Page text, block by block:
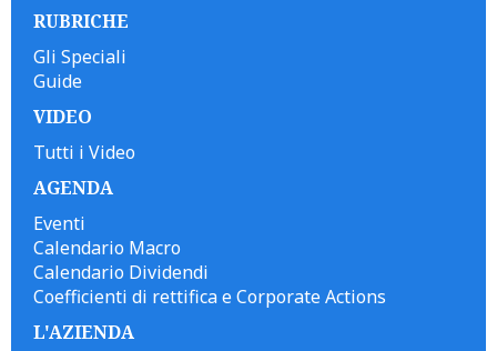
RUBRICHE
Gli Speciali
Guide
VIDEO
Tutti i Video
AGENDA
Eventi
Calendario Macro
Calendario Dividendi
Coefficienti di rettifica e Corporate Actions
L'AZIENDA